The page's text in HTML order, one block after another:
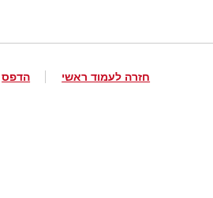
חזרה לעמוד ראשי הדפס